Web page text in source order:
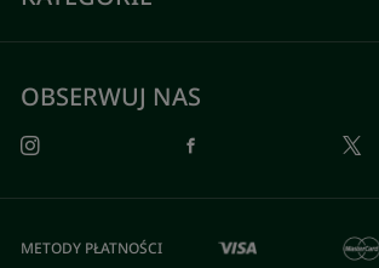
OBSERWUJ NAS
METODY PŁATNOŚCI